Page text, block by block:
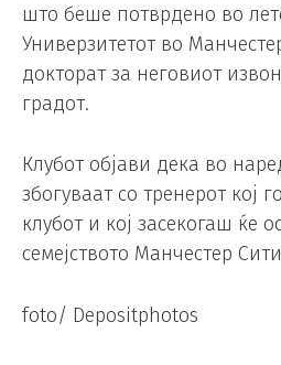
што беше потврдено во
Универзитетот во
докторат за неговиот
градот.
Клубот објави дека во
збогуваат со тренерот кој
клубот и кој засекогаш ќе
семејството Манчестер
foto/ Depositphotos